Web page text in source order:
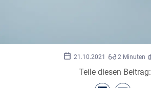
21.10.2021 2 Minuten
Teile diesen Beitrag: